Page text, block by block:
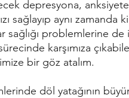
sağlayıp aynı zamanda
sağlığı problemlerine de
karşımıza
bir göz atalım.